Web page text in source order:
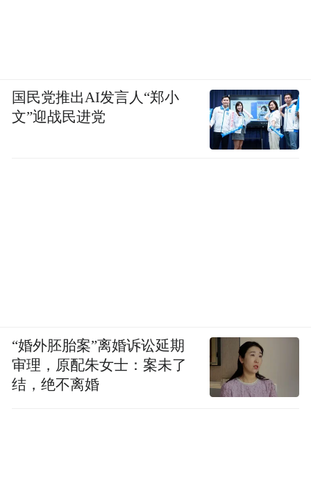
国民党推出AI发言人“郑小
文”迎战民进党
“婚外胚胎案”离婚诉讼延期
审理，原配朱女士：案未了
结，绝不离婚